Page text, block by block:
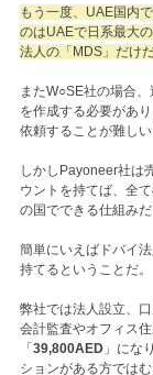
もう一度、UAE国内
のはUAEで日系最大
法人の「MDS」だけだ
またW○SE社の場合
を作成する必要があ
依頼することが難しい
しかしPayoneer社は
ウントを持てば、全
の国でできる仕組みだ
簡単にいえばドバイ
持てるということだ。
弊社では法人設立、
会計監査やオフィス
「39,800AED 」にな
ションがある方では